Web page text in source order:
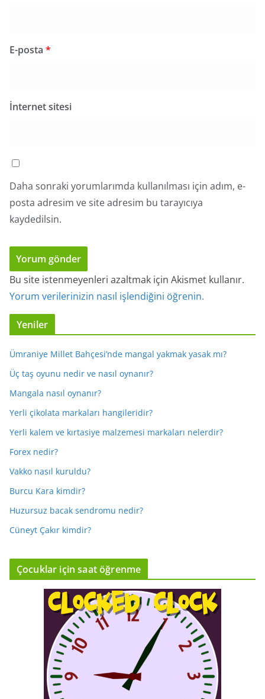
E-posta *
İnternet sitesi
Daha sonraki yorumlarımda kullanılması için adım, e-
posta adresim ve site adresim bu tarayıcıya
kaydedilsin.
Bu site istenmeyenleri azaltmak için Akismet kullanır.
Yorum verilerinizin nasıl işlendiğini öğrenin.
Yeniler
Ümraniye Millet Bahçesi’nde mangal yakmak yasak mı?
Üç taş oyunu nedir ve nasıl oynanır?
Mangala nasıl oynanır?
Yerli çikolata markaları hangileridir?
Yerli kalem ve kırtasiye malzemesi markaları nelerdir?
Forex nedir?
Vakko nasıl kuruldu?
Burcu Kara kimdir?
Huzursuz bacak sendromu nedir?
Cüneyt Çakır kimdir?
Çocuklar için saat öğrenme